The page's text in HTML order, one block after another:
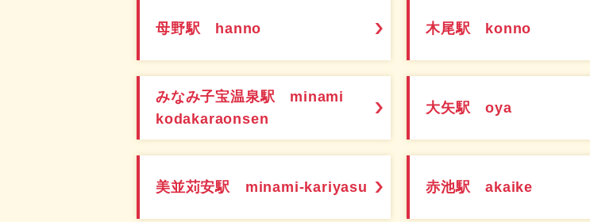
母野駅 hanno 木尾駅 konno
みなみ子宝温泉駅 minami
kodakaraonsen
大矢駅 oya
美並苅安駅 minami-kariyasu 赤池駅 akaike